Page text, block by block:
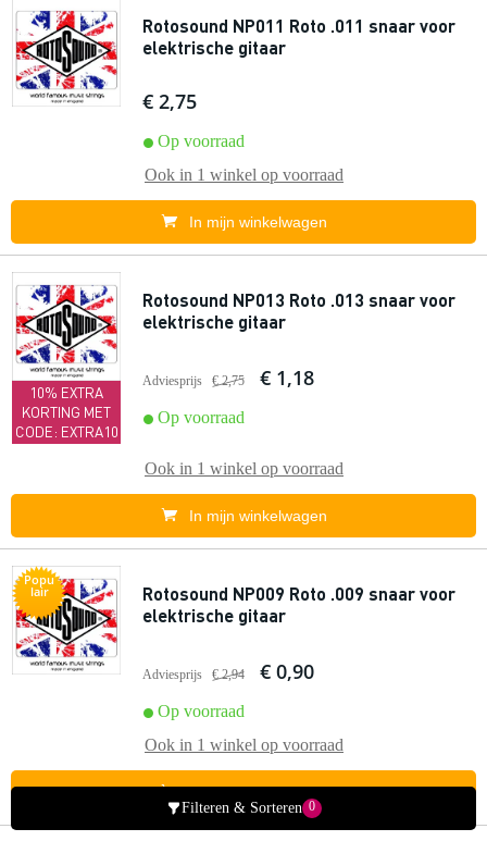
Rotosound NP011 Roto .011 snaar voor
elektrische gitaar
€ 2,75
Op voorraad
Ook in 1 winkel op voorraad
In mijn winkelwagen
10% EXTRA
KORTING MET
CODE: EXTRA10
Rotosound NP013 Roto .013 snaar voor
elektrische gitaar
Adviesprijs € 2,75 € 1,18
Op voorraad
Ook in 1 winkel op voorraad
In mijn winkelwagen
Popu
lair
Rotosound NP009 Roto .009 snaar voor
elektrische gitaar
Adviesprijs € 2,94 € 0,90
Op voorraad
Ook in 1 winkel op voorraad
In mijn winkelwagen
Filteren & Sorteren 0